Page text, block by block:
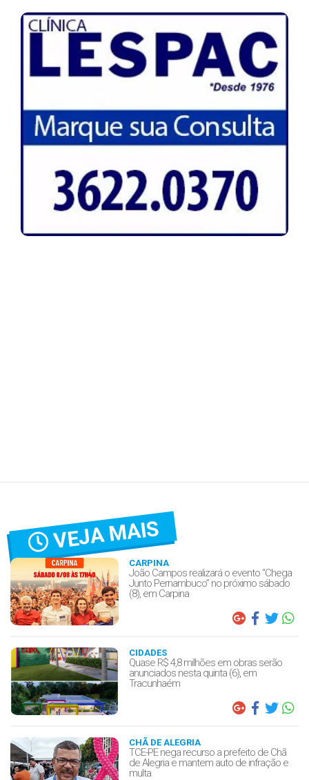
VEJA MAIS
CARPINA
João Campos realizará o evento “Chega
Junto Pernambuco” no próximo sábado
(8), em Carpina
CIDADES
Quase R$ 4,8 milhões em obras serão
anunciados nesta quinta (6), em
Tracunhaém
CHÃ DE ALEGRIA
TCE-PE nega recurso a prefeito de Chã
de Alegria e mantem auto de infração e
multa